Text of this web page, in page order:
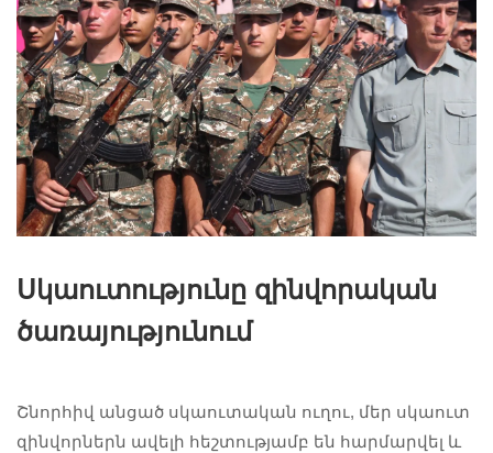
Սկաուտությունը զինվորական
ծառայությունում
Շնորհիվ անցած սկաուտական ուղու, մեր սկաուտ
զինվորներն ավելի հեշտությամբ են հարմարվել և